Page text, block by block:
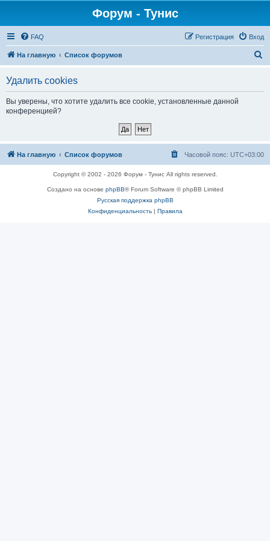
Форум - Тунис
FAQ Вход
Регистрация
На главную Список форумов
Удалить cookies
Вы уверены, что хотите удалить все cookie, установленные данной
конференцией?
На главную Список форумов Часовой пояс: UTC+03:00
Copyright © 2002 - 2026 Форум - Тунис All rights reserved.
Создано на основе phpBB® Forum Software © phpBB Limited
Русская поддержка phpBB
Конфиденциальность| Правила